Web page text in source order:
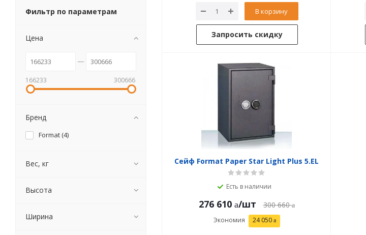
В корзину
Запросить скидку
Сейф Format Paper Star Light Plus 5.EL
Есть в наличии
276 610 /шт 300 660
Экономия 24 050
Фильтр по параметрам
Цена
166233 300666
Бренд
Format (4)
Вес, кг
Высота
Ширина